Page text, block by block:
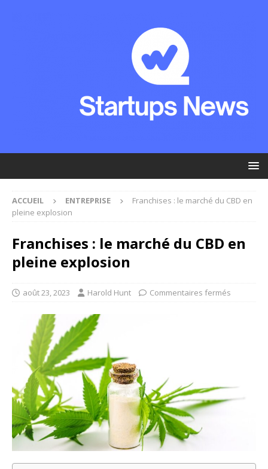
ACCUEIL ENTREPRISE
Franchises : le marché du CBD en
pleine explosion
Franchises : le marché du CBD en
pleine explosion
août 23, 2023 Harold Hunt Commentaires fermés